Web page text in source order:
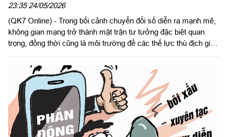
23:35 24/05/2026
(QK7 Online) - Trong bối cảnh chuyển đổi số diễn ra mạnh mẽ,
không gian mạng trở thành mặt trận tư tưởng đặc biệt quan
trọng, đồng thời cũng là môi trường để các thế lực thù địch gia
nhiệm vụ mới, cán bộ, chiến sĩ LLVT Quân khu không ngừng
nâng cao bản lĩnh chính trị, tăng cường “sức đề kháng” trước
thông tin độc hại; chủ động đấu tranh phản bác các quan điểm
sai trái, lan tỏa thông tin tích cực, góp phần giữ vững nền tảng
tư tưởng của Đảng trên không gian mạng.